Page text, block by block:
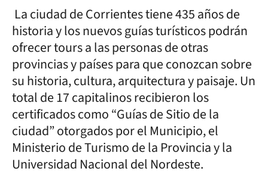
La ciudad de Corrientes tiene 435 años de
historia y los nuevos guías turísticos podrán
ofrecer tours a las personas de otras
provincias y países para que conozcan sobre
su historia, cultura, arquitectura y paisaje. Un
total de 17 capitalinos recibieron los
certificados como “Guías de Sitio de la
ciudad” otorgados por el Municipio, el
Ministerio de Turismo de la Provincia y la
Universidad Nacional del Nordeste.